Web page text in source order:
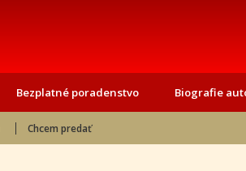
Bezplatné poradenstvo Biografie
Chcem predať